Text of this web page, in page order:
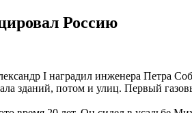
Россию
I наградил инженера Петра
зданий, потом и улиц. Первый